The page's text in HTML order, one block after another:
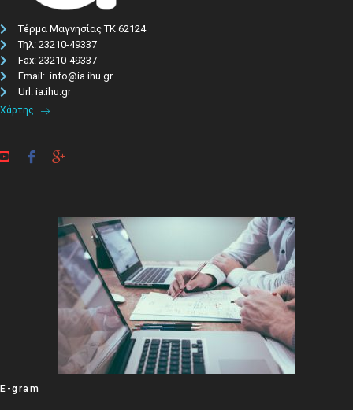
Τέρμα Μαγνησίας ΤΚ 62124
Τηλ: 23210-49337​
Fax: 23210-49337
Email: info@ia.ihu.gr
Url: ia.ihu.gr
Χάρτης
E-gram